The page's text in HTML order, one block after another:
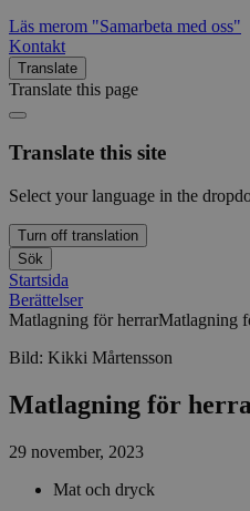
Läs merom "Samarbeta med oss"
Kontakt
Translate
Translate this page
Translate this site
Select your language in the
Turn off translation
Sök
Startsida
Berättelser
Matlagning för herrarMatlagning
Bild: Kikki Mårtensson
Matlagning för
29 november, 2023
Mat och dryck